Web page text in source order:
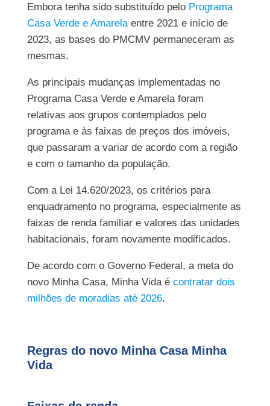
Embora tenha sido substituído pelo Programa
Casa Verde e Amarelaentre 2021 e início de
2023, as bases do PMCMV permaneceram as
mesmas.
As principais mudanças implementadas no
Programa Casa Verde e Amarela foram
relativas aos grupos contemplados pelo
programa e às faixas de preços dos imóveis,
que passaram a variar de acordo com a região
e com o tamanho da população.
Com a Lei 14.620/2023, os critérios para
enquadramento no programa, especialmente as
faixas de renda familiar e valores das unidades
habitacionais, foram novamente modificados.
De acordo com o Governo Federal, a meta do
novo Minha Casa, Minha Vida é contratar dois
milhões de moradias até 2026.
Regras do novo Minha Casa Minha
Vida